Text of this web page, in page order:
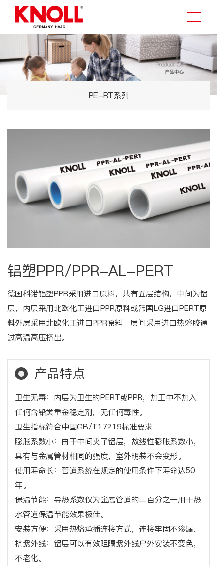
PE-RT系列
铝塑PPR/PPR-AL-PERT
德国科诺铝塑PPR采用进口原料，共有五层结构，中间为铝
层，内层采用北欧化工进口PPR原料或韩国LG进口PERT原
料外层采用北欧化工进口PPR原料，层间采用进口热熔胶通
过高温高压挤出。
产品特点
卫生无毒：内层为卫生的PERT或PPR，加工中不加入
任何含铅类重金稳定剂，无任何毒性。
卫生指标符合中国GB/T17219标准要求。
膨胀系数小：由于中间夹了铝层，故线性膨胀系数小，
具有与金属管材相同的强度，室外明装不会变形。
使用寿命长：管道系统在规定的使用条件下寿命达50
年。
保温节能：导热系数仅为金属管道的二百分之一用干热
水管道保温节能效果极佳。
安装方便：采用热熔承插连接方式，连接牢固不渗漏。
抗紫外线：铝层可以有效阻隔紫外线户外安装不变色，
不老化。